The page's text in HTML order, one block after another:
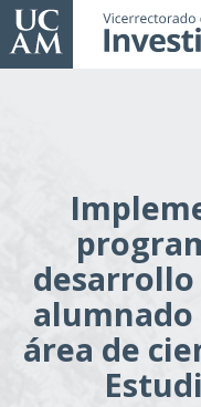
Pasar
al
área de